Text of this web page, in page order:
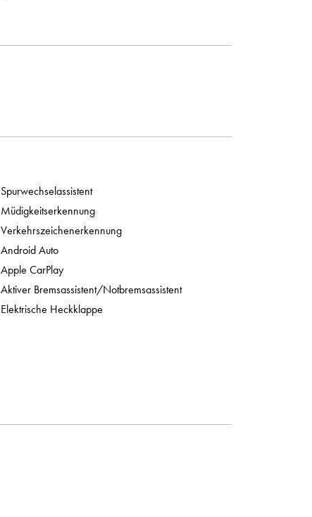
Spurwechselassistent
Müdigkeitserkennung
Verkehrszeichenerkennung
Android Auto
Apple CarPlay
Aktiver Bremsassistent/Notbremsassistent
Elektrische Heckklappe